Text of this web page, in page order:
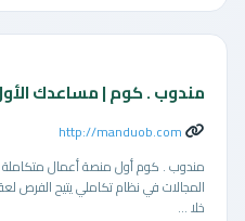
مندوب . كوم | مساعدك
http://manduob.com
مندوب . كوم أول منصة أعمال متكاملة
المجالات في نظام تكاملي يتيح الفرص
خلا ...